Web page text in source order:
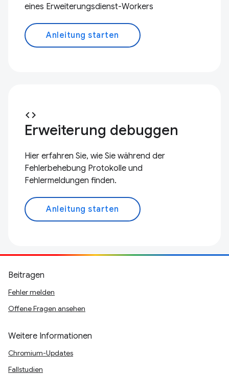
eines Erweiterungsdienst-Workers
Anleitung starten
code
Erweiterung debuggen
Hier erfahren Sie, wie Sie während der
Fehlerbehebung Protokolle und
Fehlermeldungen finden.
Anleitung starten
Beitragen
Fehler melden
Offene Fragen ansehen
Weitere Informationen
Chromium-Updates
Fallstudien